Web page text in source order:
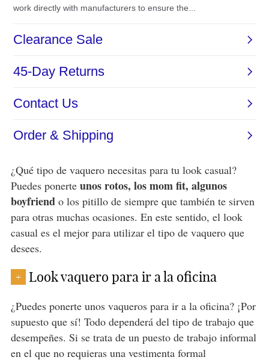
¿Qué tipo de vaquero necesitas para tu look casual?
Puedes ponerte unos rotos, los mom fit, algunos
boyfriend o los pitillo de siempre que también te sirven
para otras muchas ocasiones. En este sentido, el look
casual es el mejor para utilizar el tipo de vaquero que
desees.
+ Look vaquero para ir a la oficina
¿Puedes ponerte unos vaqueros para ir a la oficina? ¡Por
supuesto que sí! Todo dependerá del tipo de trabajo que
desempeñes. Si se trata de un puesto de trabajo informal
en el que no requieras una vestimenta formal